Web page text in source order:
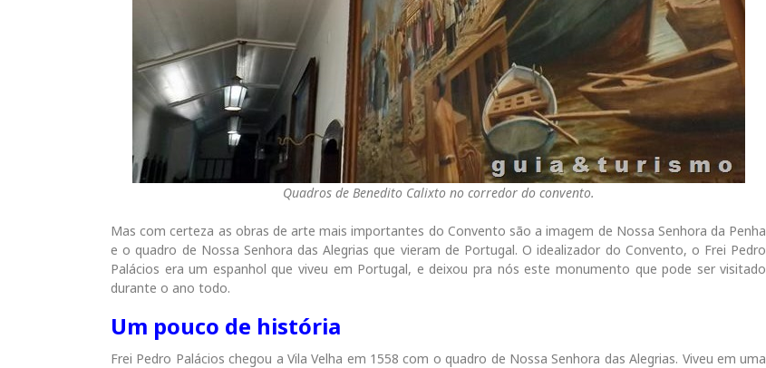
Quadros de Benedito Calixto no corredor do convento.
Mas com certeza as obras de arte mais importantes do Convento são a imagem de Nossa Senhora da Penha
e o quadro de Nossa Senhora das Alegrias que vieram de Portugal. O idealizador do Convento, o Frei Pedro
Palácios era um espanhol que viveu em Portugal, e deixou pra nós este monumento que pode ser visitado
durante o ano todo.
Um pouco de história
Frei Pedro Palácios chegou a Vila Velha em 1558 com o quadro de Nossa Senhora das Alegrias. Viveu em uma